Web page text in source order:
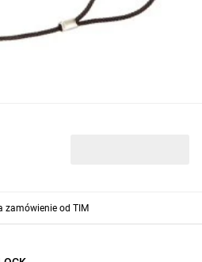
zamówienie od TIM